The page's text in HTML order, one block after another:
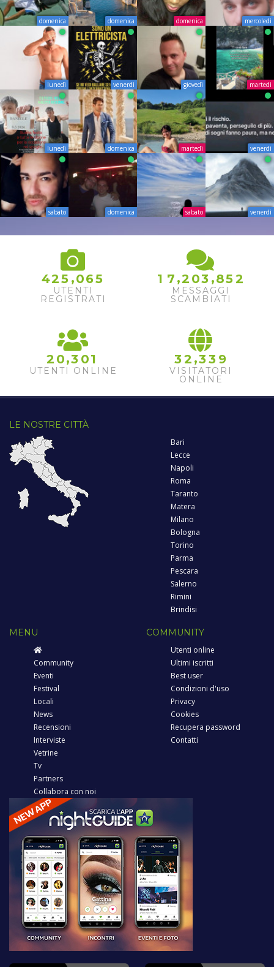
domenica domenica domenica mercoledì
lunedì venerdì giovedì martedì
lunedì domenica martedì venerdì
sabato domenica sabato venerdì
425 ,065
UTENTI
REGISTRATI
1 7 ,2 03 ,852
MESSAGGI
SCAMBIATI
2 0,3 01
UTENTI ONLINE
32 ,33 9
VISITATORI
ONLINE
LE NOSTRE CITTÀ
Bari
Lecce
Napoli
Roma
Taranto
Matera
Milano
Bologna
Torino
Parma
Pescara
Salerno
Rimini
Brindisi
MENU
Community
Eventi
Festival
Locali
News
Recensioni
Interviste
Vetrine
Tv
Partners
Collabora con noi
COMMUNITY
Utenti online
Ultimi iscritti
Best user
Condizioni d'uso
Privacy
Cookies
Recupera password
Contatti